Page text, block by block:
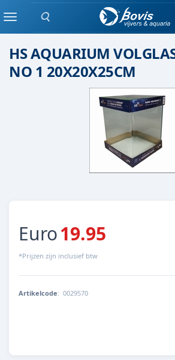
Zoeken
MenuAQUARIUM
HS AQUARIUM
NO 1 20X20X25CM
Euro19.95
*Prijzen zijn inclusief btw
Artikelcode: 0029570